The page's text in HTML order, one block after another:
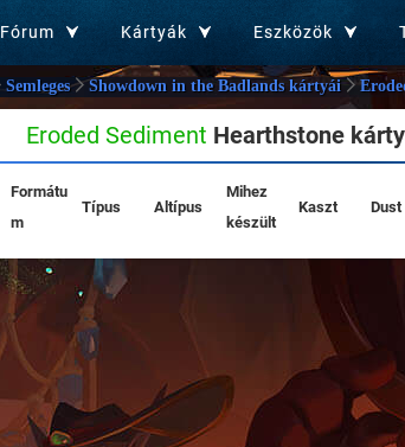
Fórum Kártyák Eszközök
Semleges Showdown in the Badlands kártyái
Eroded Sediment Hearthstone
Formátu
m
Típus Altípus
Mihez
készült
Kaszt Dust